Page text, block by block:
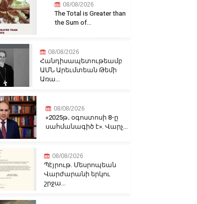
08/08/2026
The Total is Greater than
the Sum of...
08/08/2026
Հանդիսապետութեամբ
ԱՄՆ Արեւմտեան Թեմի
Առա...
08/08/2026
«2025թ․ օգոստոսի 8-ը
սահմանագիծ է». Վարչ...
08/08/2026
Պէյրութ. Մեսրոպեան
Վարժարանի երկու
շրջա...